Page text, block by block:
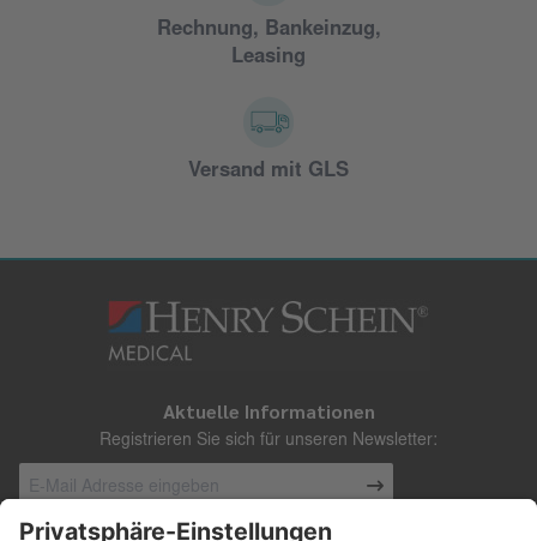
Rechnung, Bankeinzug,
Leasing
Versand mit GLS
Aktuelle Informationen
Registrieren Sie sich für unseren Newsletter: